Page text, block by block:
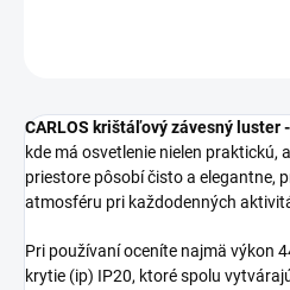
CARLOS krištáľový závesný luster
kde má osvetlenie nielen praktickú,
priestore pôsobí čisto a elegantne,
atmosféru pri každodenných
Pri používaní oceníte najmä výkon
krytie (ip) IP20, ktoré spolu